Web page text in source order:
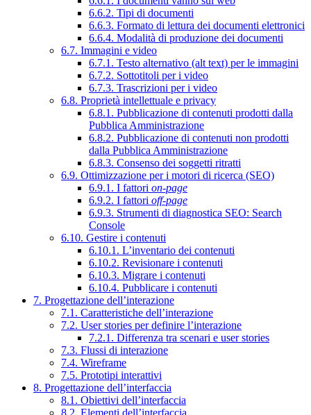
6.6.2. Tipi di documenti
6.6.3. Formato di lettura dei documenti elettronici
6.6.4. Modalità di produzione dei documenti
6.7. Immagini e video
6.7.1. Testo alternativo (alt text) per le immagini
6.7.2. Sottotitoli per i video
6.7.3. Trascrizioni per i video
6.8. Proprietà intellettuale e privacy
6.8.1. Pubblicazione di contenuti prodotti dalla
Pubblica Amministrazione
6.8.2. Pubblicazione di contenuti non prodotti
dalla Pubblica Amministrazione
6.8.3. Consenso dei soggetti ritratti
6.9. Ottimizzazione per i motori di ricerca (SEO)
6.9.1. I fattori on-page
6.9.2. I fattori off-page
6.9.3. Strumenti di diagnostica SEO: Search
Console
6.10. Gestire i contenuti
6.10.1. L’inventario dei contenuti
6.10.2. Revisionare i contenuti
6.10.3. Migrare i contenuti
6.10.4. Pubblicare i contenuti
7. Progettazione dell’interazione
7.1. Caratteristiche dell’interazione
7.2. User stories per definire l’interazione
7.2.1. Differenza tra scenari e user stories
7.3. Flussi di interazione
7.4. Wireframe
7.5. Prototipi interattivi
8. Progettazione dell’interfaccia
8.1. Obiettivi dell’interfaccia
8.2. Elementi dell’interfaccia